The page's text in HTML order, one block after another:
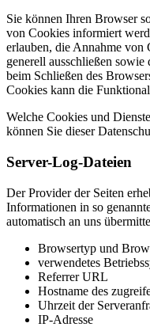
Sie können Ihren Browser
von Cookies informiert
erlauben, die Annahme von
generell ausschließen
beim Schließen des
Cookies kann die
Welche Cookies und
können Sie dieser
Server-Log-Dateien
Der Provider der Seiten
Informationen in so
automatisch an uns
Browsertyp und
verwendetes
Referrer URL
Hostname des
Uhrzeit der
IP-Adresse